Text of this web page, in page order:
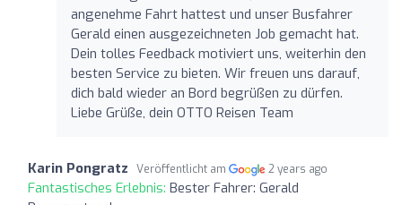
angenehme Fahrt hattest und unser Busfahrer
Gerald einen ausgezeichneten Job gemacht hat.
Dein tolles Feedback motiviert uns, weiterhin den
besten Service zu bieten. Wir freuen uns darauf,
dich bald wieder an Bord begrüßen zu dürfen.
Liebe Grüße, dein OTTO Reisen Team
Karin Pongratz Veröffentlicht am 2 years ago
Fantastisches Erlebnis: Bester Fahrer: Gerald